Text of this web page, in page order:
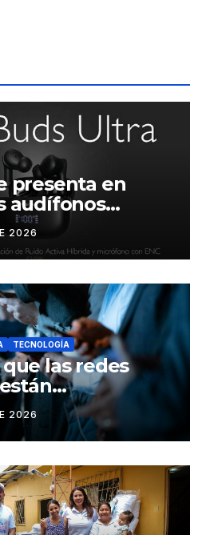
presenta en
audífonos
sonido
control táctil
2026
TECNOLOGÍA
las redes
2026